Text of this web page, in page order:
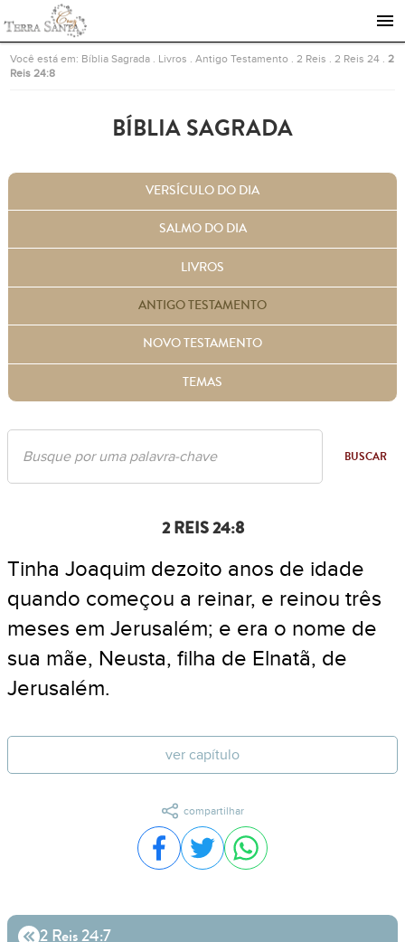
Ir para a página inicial
Você está em: Bíblia Sagrada Livros .Antigo Testamento 2 Reis 2 Reis 24
2
Reis 24:8
BÍBLIA SAGRADA
VERSÍCULO DO DIA
SALMO DO DIA
LIVROS
ANTIGO TESTAMENTO
NOVO TESTAMENTO
TEMAS
BUSCAR
2 REIS 24:8
Tinha Joaquim dezoito anos de idade
quando começou a reinar, e reinou três
meses em Jerusalém; e era o nome de
sua mãe, Neusta, filha de Elnatã, de
Jerusalém.
ver capítulo
compartilhar
Compartilhar no Facebook
Compartilhar no Twitter
Compartilhar no
2 Reis 24:7